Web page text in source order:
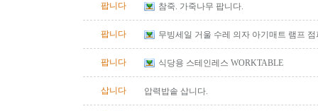
팝니다
참죽. 가죽나무 팝니다.
팝니다 무빙세일 거울 수레 의자 아기매트 램프
팝니다 식당용 스테인레스 WORKTABLE
삽니다 압력밥솥 삽니다.